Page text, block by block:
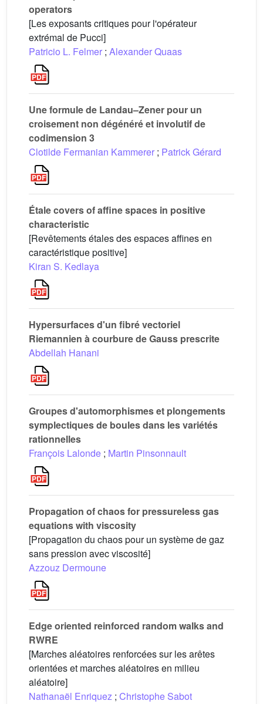
operators
[Les exposants critiques pour l'opérateur
extrémal de Pucci]
Patricio L. Felmer ; Alexander Quaas
Une formule de Landau–Zener pour un
croisement non dégénéré et involutif de
codimension 3
Clotilde Fermanian Kammerer ; Patrick Gérard
Étale covers of affine spaces in positive
characteristic
[Revêtements étales des espaces affines en
caractéristique positive]
Kiran S. Kedlaya
Hypersurfaces d'un fibré vectoriel
Riemannien à courbure de Gauss prescrite
Abdellah Hanani
Groupes d'automorphismes et plongements
symplectiques de boules dans les variétés
rationnelles
François Lalonde ; Martin Pinsonnault
Propagation of chaos for pressureless gas
equations with viscosity
[Propagation du chaos pour un système de gaz
sans pression avec viscosité]
Azzouz Dermoune
Edge oriented reinforced random walks and
RWRE
[Marches aléatoires renforcées sur les arêtes
orientées et marches aléatoires en milieu
aléatoire]
Nathanaël Enriquez ; Christophe Sabot